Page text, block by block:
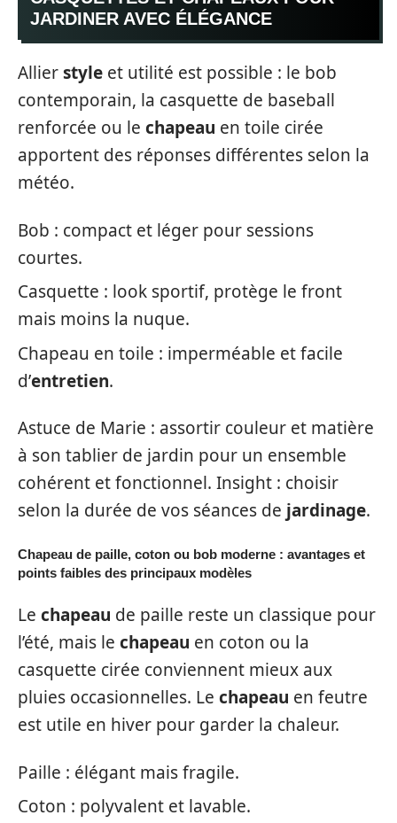
JARDINER AVEC ÉLÉGANCE
Allierstyle et utilité est possible : le bob
contemporain, la casquette de baseball
renforcée ou le chapeau en toile cirée
apportent des réponses différentes selon la
météo.
Bob : compact et léger pour sessions
courtes.
Casquette : look sportif, protège le front
mais moins la nuque.
Chapeau en toile : imperméable et facile
d’entretien.
Astuce de Marie : assortir couleur et matière
à son tablier de jardin pour un ensemble
cohérent et fonctionnel. Insight : choisir
selon la durée de vos séances de jardinage.
Chapeau de paille, coton ou bob moderne : avantages et
points faibles des principaux modèles
Le chapeau de paille reste un classique pour
l’été, mais le chapeau en coton ou la
casquette cirée conviennent mieux aux
pluies occasionnelles. Le chapeau en feutre
est utile en hiver pour garder la chaleur.
Paille : élégant mais fragile.
Coton : polyvalent et lavable.